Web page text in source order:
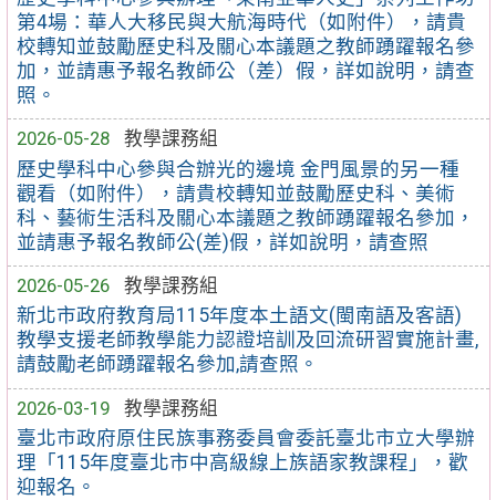
第4場：華人大移民與大航海時代（如附件），請貴
校轉知並鼓勵歷史科及關心本議題之教師踴躍報名參
加，並請惠予報名教師公（差）假，詳如說明，請查
照。
2026-05-28
教學課務組
歷史學科中心參與合辦光的邊境 金門風景的另一種
觀看（如附件），請貴校轉知並鼓勵歷史科、美術
科、藝術生活科及關心本議題之教師踴躍報名參加，
並請惠予報名教師公(差)假，詳如說明，請查照
2026-05-26
教學課務組
新北市政府教育局115年度本土語文(閩南語及客語)
教學支援老師教學能力認證培訓及回流研習實施計畫,
請鼓勵老師踴躍報名參加,請查照。
2026-03-19
教學課務組
臺北市政府原住民族事務委員會委託臺北市立大學辦
理「115年度臺北市中高級線上族語家教課程」，歡
迎報名。